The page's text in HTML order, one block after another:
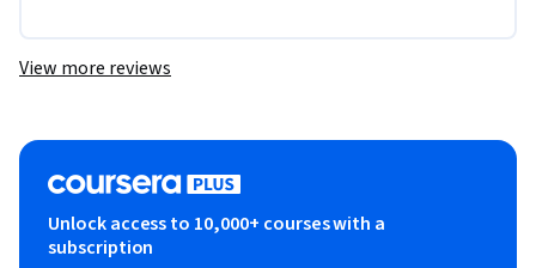
View more reviews
Unlock access to 10,000+ courses with a
subscription